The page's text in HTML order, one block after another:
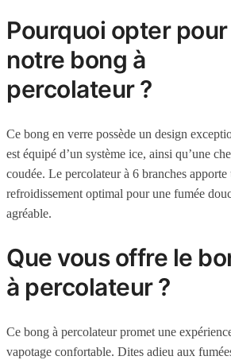
Pourquoi opter pour
notre bong à
percolateur ?
Ce bong en verre possède un design
est équipé d’un système ice, ainsi qu’une
coudée. Le percolateur à 6 branches apporte
refroidissement optimal pour une fumée
agréable.
Que vous offre le
à percolateur ?
Ce bong à percolateur promet une
vapotage confortable. Dites adieu aux